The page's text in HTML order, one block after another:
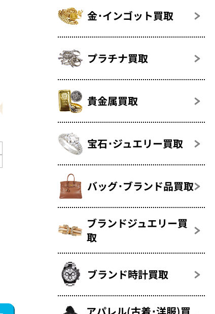
金･インゴット買取
プラチナ買取
貴金属買取
宝石･ジュエリー買取
バッグ･ブランド品買取
ブランドジュエリー買
取
ブランド時計買取